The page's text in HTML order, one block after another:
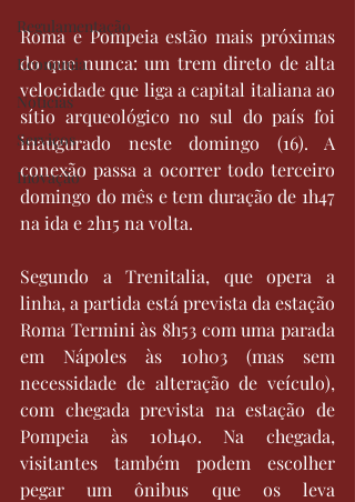
Regulamentação
Economia
Notícias
Serviços
Inovação
Roma e Pompeia estão mais próximas
do que nunca: um trem direto de alta
velocidade que liga a capital italiana ao
sítio arqueológico no sul do país foi
inaugurado neste domingo (16). A
conexão passa a ocorrer todo terceiro
domingo do mês e tem duração de 1h47
na ida e 2h15 na volta.
Segundo a Trenitalia, que opera a
linha, a partida está prevista da estação
Roma Termini às 8h53 com uma parada
em Nápoles às 10h03 (mas sem
necessidade de alteração de veículo),
com chegada prevista na estação de
Pompeia às 10h40. Na chegada,
visitantes também podem escolher
pegar um ônibus que os leva